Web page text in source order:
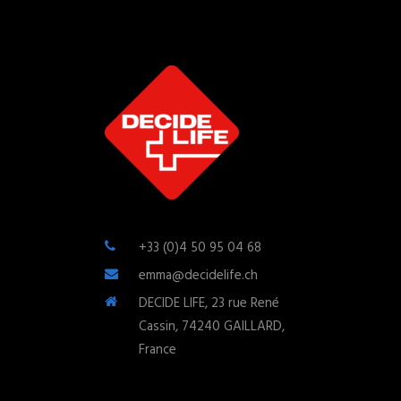
+33 (0)4 50 95 04 68
emma@decidelife.ch
DECIDE LIFE, 23 rue René
Cassin, 74240 GAILLARD,
France